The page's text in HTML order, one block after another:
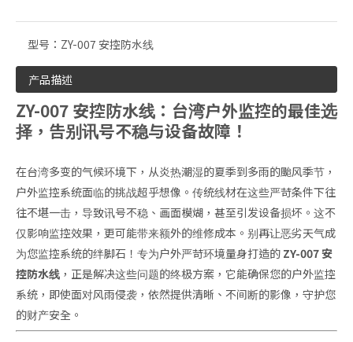
型号： ZY-007 安控防水线
产品描述
ZY-007 安控防水线：台湾户外监控的最佳选
择，告别讯号不稳与设备故障！
在台湾多变的气候环境下，从炎热潮湿的夏季到多雨的颱风季节，
户外监控系统面临的挑战超乎想像。传统线材在这些严苛条件下往
往不堪一击，导致讯号不稳、画面模煳，甚至引发设备损坏。这不
仅影响监控效果，更可能带来额外的维修成本。别再让恶劣天气成
为您监控系统的绊脚石！专为户外严苛环境量身打造的 ZY-007 安
控防水线 ，正是解决这些问题的终极方案，它能确保您的户外监控
系统，即使面对风雨侵袭，依然提供清晰、不间断的影像，守护您
的财产安全。